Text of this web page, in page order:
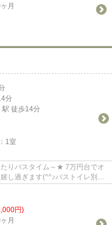
月
分
駅 徒歩14分
1室
りバスタイム～★ 7万円台でオ
し過ぎます(^^♪バストイレ別・
円)
月